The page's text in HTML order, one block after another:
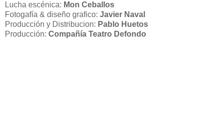
Lucha escénica: Mon Ceballos
Fotogafía & diseño grafico: Javier Naval
Producción y Distribucion: Pablo Huetos
Producción: Compañía Teatro Defondo